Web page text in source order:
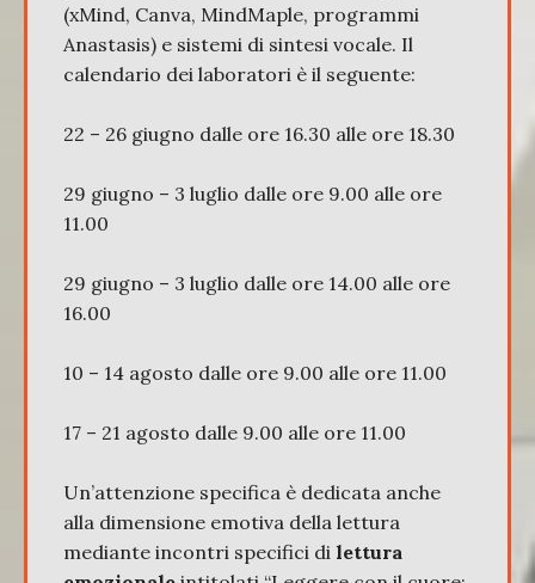
(xMind, Canva, MindMaple, programmi
Anastasis) e sistemi di sintesi vocale. Il
calendario dei laboratori è il seguente:
22 – 26 giugno dalle ore 16.30 alle ore 18.30
29 giugno – 3 luglio dalle ore 9.00 alle ore
11.00
29 giugno – 3 luglio dalle ore 14.00 alle ore
16.00
10 – 14 agosto dalle ore 9.00 alle ore 11.00
17 – 21 agosto dalle 9.00 alle ore 11.00
Un’attenzione specifica è dedicata anche
alla dimensione emotiva della lettura
mediante incontri specifici di lettura